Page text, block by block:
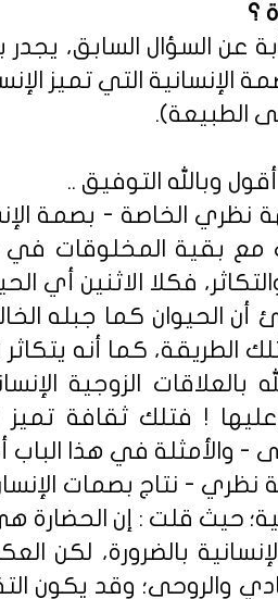
؟
عن السؤال السابق، يجدر
الإنسانية التي تميز
الطبيعة).
وبالله التوفيق ..
الخاصة - بصمة
مع بقية المخلوقات
فكلا الاثنين أي
أن الحيوان كما جبله
الطريقة، كما أنه
بالعلاقات الزوجية
عليها ! فتلك ثقافة
- والأمثلة في هذا
- نتاج بصمات
حيث قلت : إن الحضارة هي
بالضرورة، لكن
والروحي؛ وقد يكون